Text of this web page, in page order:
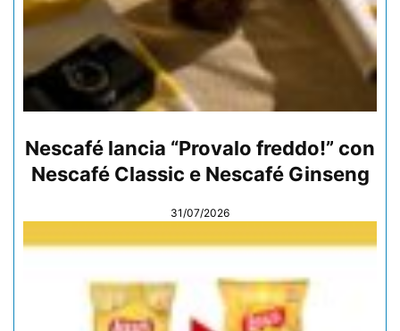
Nescafé lancia “Provalo freddo!” con
Nescafé Classic e Nescafé Ginseng
31/07/2026